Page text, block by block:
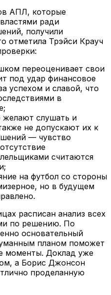
АПЛ, которые
ради
получили
отметила Трэйси Крауч
переоценивает свои
под удар финансовое
успехом и славой, что
в
желают слушать и
не допускают их к
— чувство
считаются
на футбол со стороны
но в будущем
расписан анализ всех
по решению. По
основательный
планом поможет
моменты. Доклад уже
а Борис Джонсон
проделанную